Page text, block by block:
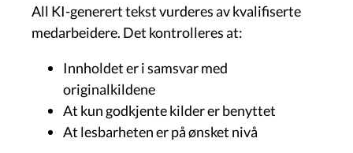
All KI-generert tekst vurderes av kvalifiserte
medarbeidere. Det kontrolleres at:
Innholdet er i samsvar med
originalkildene
At kun godkjente kilder er benyttet
At lesbarheten er på ønsket nivå